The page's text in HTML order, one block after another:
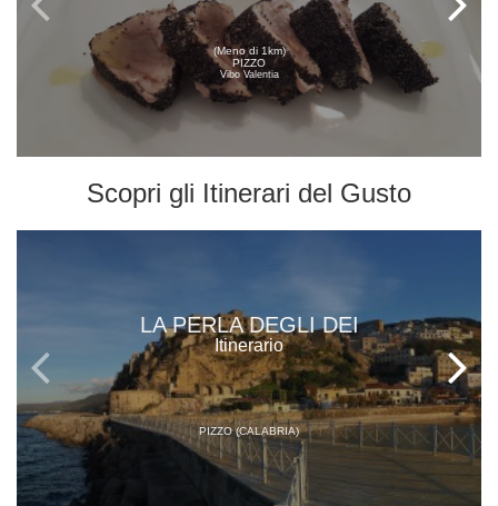
(Meno di 1km)
PIZZO
Vibo Valentia
Scopri gli Itinerari del Gusto
LA PERLA DEGLI DEI
Itinerario
PIZZO (CALABRIA)